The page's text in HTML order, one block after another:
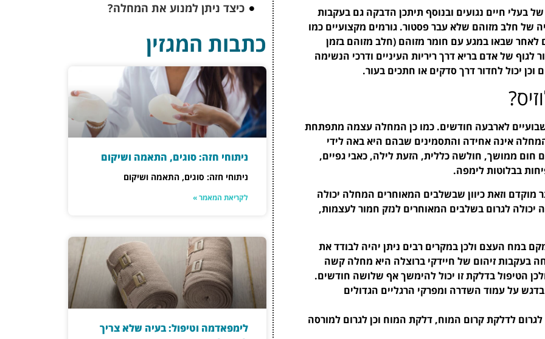
בעלי חיים נגועים ובנוסף תיתכן הדבקה גם בעקבות
של חלב מזוהם שלא עבר פסטור. גורמים מקצועיים כמו
לאחר שבאו במגע עם חומר מזוהם (חלב מזוהם בזמן
של אדם בריא דרך ריריות העיניים ודרכי הנשימה
יכול לחדור דרך סדקים או חתכים בעור.
שבועיים לארבעה חודשים. כמו כן המחלה עצמה מתפתחת
אינה אחידה והתסמינים שבהם היא באה לידי
חום ממושך, חולשה כללית, הזעת לילה, כאבי גפיים,
בבלוטות לימפה.
וזאת כיוון שבשלבים המאוחרים המחלה יכולה
יכולה לגרום בשלבים המאוחרים לנזק חמור לעצמות,
במח העצם ולכן במקרים רבים ניתן יהיה לבודד את
בעקבות זיהום של חיידקי ברוצלה היא מחלה קשה
הטיפול בדלקת זו יכול להימשך אף שלושה חודשים.
על עמוד השדרה ומפרקי הרגליים הגדולים
לגרום לדלקת קרום המוח, דלקת המוח וכן לגרום למורסה
כיצד ניתן למנוע את המחלה?
כתבות המגזין
ניתוחי חזה: סוגים, התאמה ושיקום
ניתוחי חזה: סוגים, התאמה ושיקום
לקריאת המאמר »
לימפאדמה וטיפול: בעיה שלא צריך